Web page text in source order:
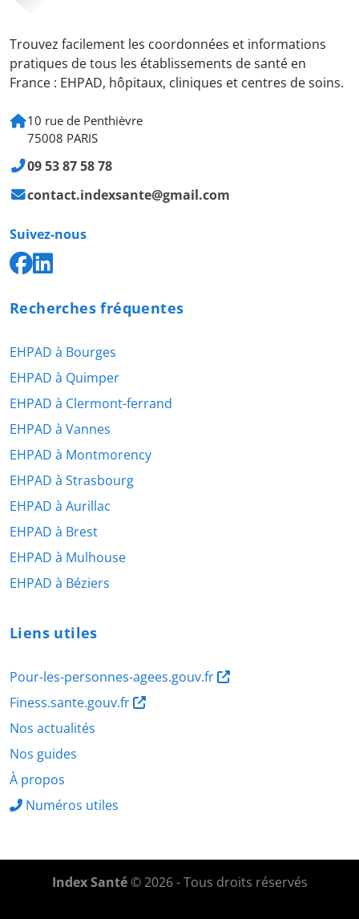
Trouvez facilement les coordonnées et informations
pratiques de tous les établissements de santé en
France : EHPAD, hôpitaux, cliniques et centres de soins.
10 rue de Penthièvre
75008 PARIS
09 53 87 58 78
contact.indexsante@gmail.com
Suivez-nous
Recherches fréquentes
EHPAD à Bourges
EHPAD à Quimper
EHPAD à Clermont-ferrand
EHPAD à Vannes
EHPAD à Montmorency
EHPAD à Strasbourg
EHPAD à Aurillac
EHPAD à Brest
EHPAD à Mulhouse
EHPAD à Béziers
Liens utiles
Pour-les-personnes-agees.gouv.fr
Finess.sante.gouv.fr
Nos actualités
Nos guides
À propos
Numéros utiles
Index Santé© 2026 - Tous droits réservés